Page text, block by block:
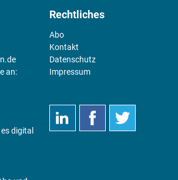
an:
Rechtliches
Abo
Kontakt
Datenschutz
Impressum
digital